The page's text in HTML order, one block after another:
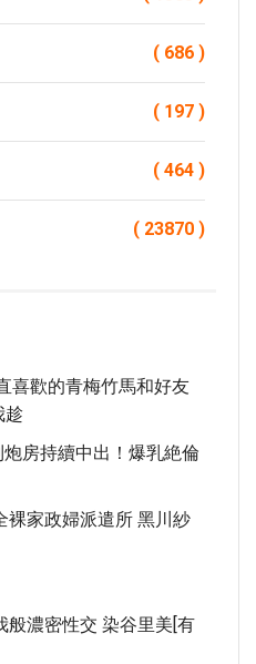
( 686 )
( 197 )
( 464 )
( 23870 )
喜歡的青梅竹馬和好友
趁
房持續中出！爆乳絶倫
裸家政婦派遣所 黑川紗
般濃密性交 染谷里美[有